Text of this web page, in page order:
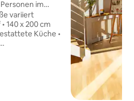
im
variiert
140 x 200 cm
Küche •